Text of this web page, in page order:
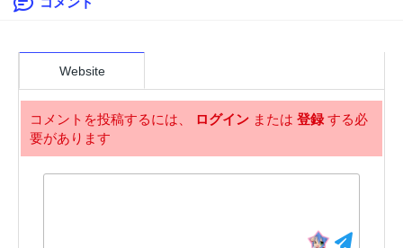
Website
コメントを投稿するには、 ログイン または 登録する必
要があります